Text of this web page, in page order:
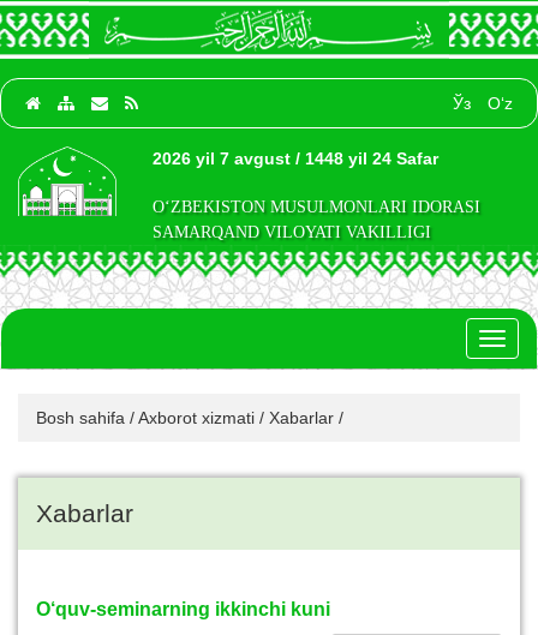
Ўз O‘z
2026 yil 7 avgust / 1448 yil 24 Safar
O‘ZBEKISTON MUSULMONLARI IDORASI
SAMARQAND VILOYATI VAKILLIGI
Bosh sahifa /Axborot xizmati / Xabarlar /
Xabarlar
O‘quv-seminarning ikkinchi kuni